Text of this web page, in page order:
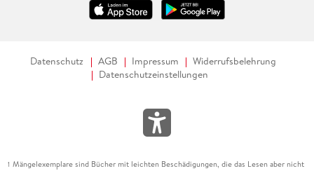
Datenschutz AGB Impressum
Widerrufsbelehrung
Datenschutzeinstellungen
1 Mängelexemplare sind Bücher mit leichten Beschädigungen, die das Lesen aber nicht